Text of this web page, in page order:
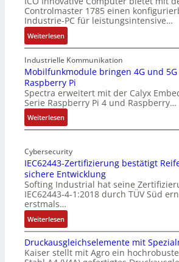
Controlmaster 1785 einen
Industrie-PC für leistungsintensive…
Weiterlesen:
1
9
-
Z
o
l
l
-
n
d
u
s
t
r
i
e
-
P
Industrielle Kommunikation
Mobilfunkmodule bringen 4G und
Raspberry Pi
Spectra erweitert mit der Calyx
Serie Raspberry Pi 4 und Raspberry…
Weiterlesen:
M
b
i
l
f
u
n
k
m
o
d
Cybersecurity
IEC62443-Zertifizierung bestätigt
sichere Entwicklung
Softing Industrial hat seine
IEC62443-4-1:2018 durch TÜV Süd
erstmals…
Weiterlesen:
I
E
Druckausgleichselemente mit
Kaiser stellt mit Agro ein